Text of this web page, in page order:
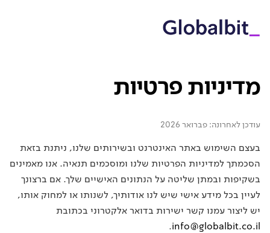
מדיניות פרטיות
עודכן לאחרונה: פברואר 2026
בעצם השימוש באתר האינטרנט ובשירותים שלנו, ניתנת בזאת
הסכמתך למדיניות הפרטיות שלנו ומוסכמים תנאיה. אנו מאמינים
בשקיפות ובמתן שליטה על הנתונים האישיים שלך. אם ברצונך
לעיין בכל מידע אישי שיש לנו אודותיך, לשנותו או למחוק אותו,
יש ליצור עמנו קשר ישירות בדואר אלקטרוני בכתובת
info@globalbit.co.il
.